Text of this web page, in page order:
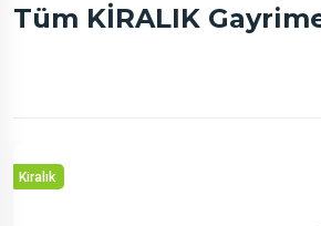
Tüm KİRALIK
Kiralık